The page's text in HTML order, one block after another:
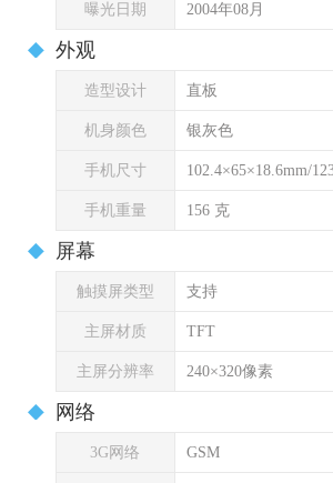
曝光日期 2004年08月
外观
造型设计 直板
机身颜色 银灰色
手机尺寸 102.4×65×18.6mm/
手机重量 156 克
屏幕
触摸屏类型 支持
主屏材质 TFT
主屏分辨率 240×320像素
网络
3G网络 GSM